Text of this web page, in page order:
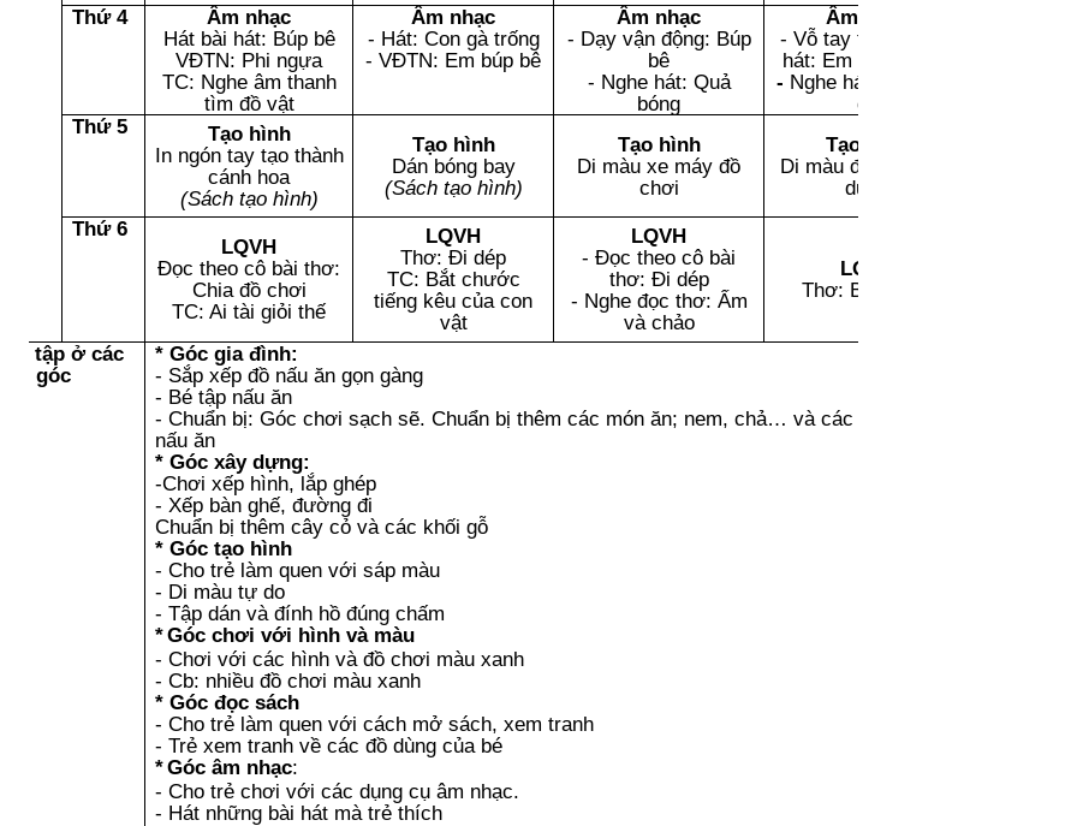
Thứ 4
Âm nhạc
Hát bài hát: Búp bê
VĐTN: Phi ngựa
TC: Nghe âm thanh
tìm đồ vật
Âm nhạc
- Hát: Con gà trống
- VĐTN: Em búp bê
Âm nhạc
- Dạy vận động: Búp
bê
- Nghe hát: Quả
bóng
Âm nhạc
- Vỗ tay theo cô bài
hát: Em tập lái ô tô
- Nghe hát
đu
Thứ 5
Tạo hình
In ngón tay tạo thành
cánh hoa
(Sách tạo hình)
Tạo hình
Dán bóng bay
(Sách tạo hình)
Tạo hình
Di màu xe máy đồ
chơi
Tạo h
Di màu đồ chơi xây
dựng
Thứ 6
LQVH
Đọc theo cô bài thơ:
Chia đồ chơi
TC: Ai tài giỏi thế
LQVH
Thơ: Đi dép
TC: Bắt chước
tiếng kêu của con
vật
LQVH
- Đọc theo cô bài
thơ: Đi dép
- Nghe đọc thơ: Ấm
và chảo
LQVH
Thơ: Bập bênh
tập ở các
góc
* Góc gia đình:
- Sắp xếp đồ nấu ăn gọn gàng
- Bé tập nấu ăn
- Chuẩn bị: Góc chơi sạch sẽ. Chuẩn bị thêm các món ăn; nem, chả… và các đồ dùng
nấu ăn
* Góc xây dựng:
-Chơi xếp hình, lắp ghép
- Xếp bàn ghế, đường đi
Chuẩn bị thêm cây cỏ và các khối gỗ
* Góc tạo hình
- Cho trẻ làm quen với sáp màu
- Di màu tự do
- Tập dán và đính hồ đúng chấm
*Góc chơi với hình và màu
- Chơi với các hình và đồ chơi màu xanh
- Cb: nhiều đồ chơi màu xanh
* Góc đọc sách
- Cho trẻ làm quen với cách mở sách, xem tranh
- Trẻ xem tranh về các đồ dùng của bé
*Góc âm nhạc:
- Cho trẻ chơi với các dụng cụ âm nhạc.
- Hát những bài hát mà trẻ thích